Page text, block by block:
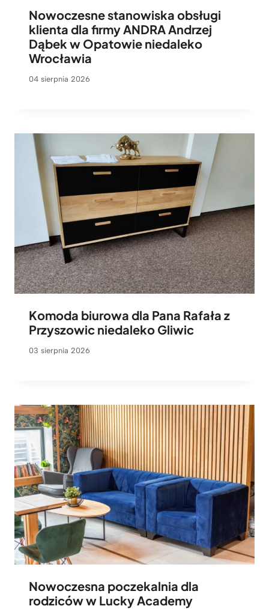
Nowoczesne stanowiska obsługi
klienta dla firmy ANDRA Andrzej
Dąbek w Opatowie niedaleko
Wrocławia
04 sierpnia 2026
Komoda biurowa dla Pana Rafała z
Przyszowic niedaleko Gliwic
03 sierpnia 2026
Nowoczesna poczekalnia dla
rodziców w Lucky Academy